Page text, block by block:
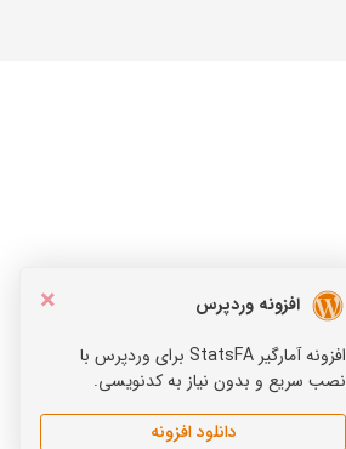
×
افزونه وردپرس
افزونه آمارگیر StatsFA برای وردپرس با
نصب سریع و بدون نیاز به کدنویسی.
دانلود افزونه